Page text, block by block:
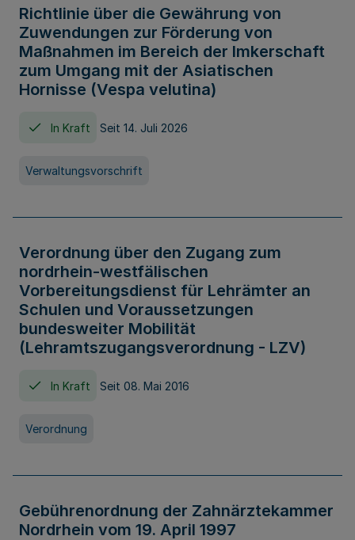
Richtlinie über die Gewährung von
Zuwendungen zur Förderung von
Maßnahmen im Bereich der Imkerschaft
zum Umgang mit der Asiatischen
Hornisse (Vespa velutina)
In Kraft Seit 14. Juli 2026
Verwaltungsvorschrift
Verordnung über den Zugang zum
nordrhein-westfälischen
Vorbereitungsdienst für Lehrämter an
Schulen und Voraussetzungen
bundesweiter Mobilität
(Lehramtszugangsverordnung - LZV)
In Kraft Seit 08. Mai 2016
Verordnung
Gebührenordnung der Zahnärztekammer
Nordrhein vom 19. April 1997